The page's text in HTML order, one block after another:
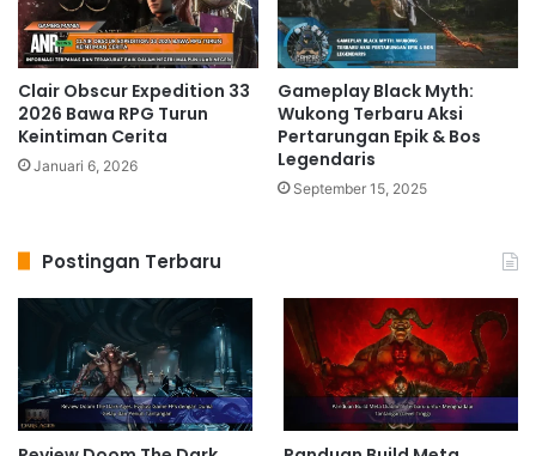
Clair Obscur Expedition 33
2026 Bawa RPG Turun
Keintiman Cerita
Januari 6, 2026
Gameplay Black Myth:
Wukong Terbaru Aksi
Pertarungan Epik & Bos
Legendaris
September 15, 2025
Postingan Terbaru